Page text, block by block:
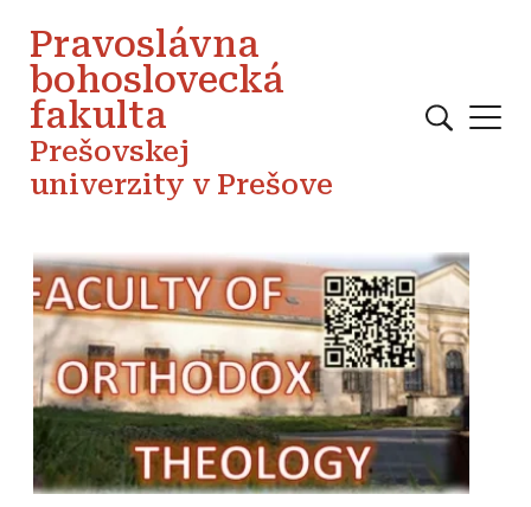
Pravoslávna
bohoslovecká
fakulta
Prešovskej
univerzity v Prešove